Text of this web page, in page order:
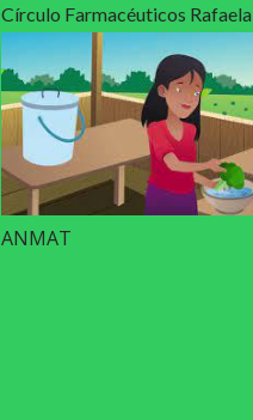
Círculo Farmacéuticos Rafaela
ANMAT